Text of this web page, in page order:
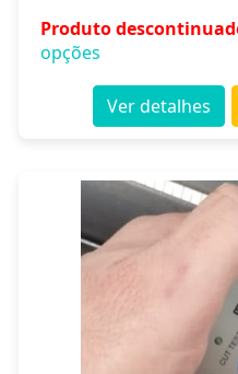
Produto
opções
Ver detalhes